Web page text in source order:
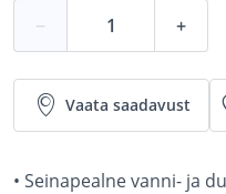
− +
Vaata saadavust
• Seinapealne vanni- ja